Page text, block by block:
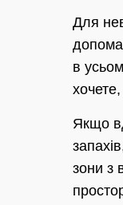
Для
в
Якщо
зони з